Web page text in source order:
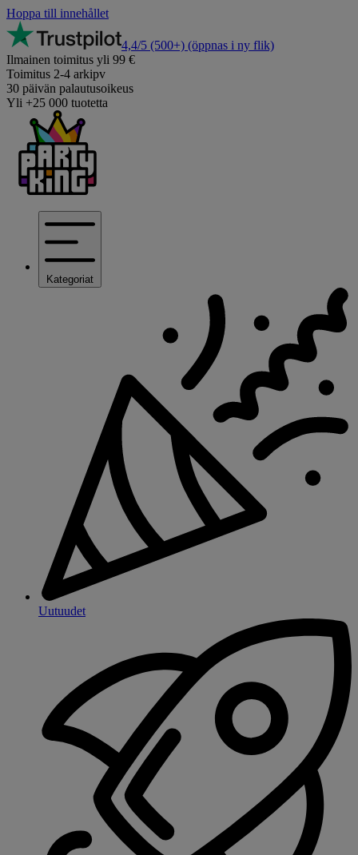
Hoppa till innehållet
4,4/5 (500+) (öppnas i ny flik)
Ilmainen toimitus yli 99 €
Toimitus 2-4 arkipv
30 päivän palautusoikeus
Yli +25 000 tuotetta
Kategoriat
Uutuudet